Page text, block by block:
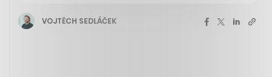
VOJTĚCH SEDLÁČEK